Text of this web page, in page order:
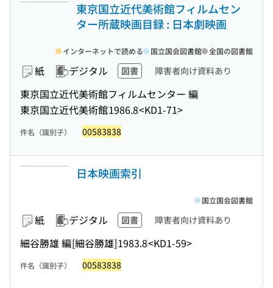
東京国立近代美術館フィルムセン
ター所蔵映画目録 : 日本劇映画
紙 デジタル 図書 障害者向け資料あり
東京国立近代美術館フィルムセンター 編
東京国立近代美術館1986.8<KD1-71>
インターネットで読める 国立国会図書館 全国の図書館
件名（識別子） 00583838
日本映画索引
紙 デジタル 図書 障害者向け資料あり
細谷勝雄 編[細谷勝雄]1983.8<KD1-59>
国立国会図書館
件名（識別子） 00583838